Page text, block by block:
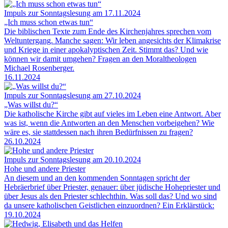
Impuls zur Sonntagslesung am 17.11.2024
„Ich muss schon etwas tun“
Die biblischen Texte zum Ende des Kirchenjahres sprechen vom
Weltuntergang. Manche sagen: Wir leben angesichts der Klimakrise
und Kriege in einer apokalyptischen Zeit. Stimmt das? Und wie
können wir damit umgehen? Fragen an den Moraltheologen
Michael Rosenberger.
16.11.2024
Impuls zur Sonntagslesung am 27.10.2024
„Was willst du?“
Die katholische Kirche gibt auf vieles im Leben eine Antwort. Aber
was ist, wenn die Antworten an den Menschen vorbeigehen? Wie
wäre es, sie stattdessen nach ihren Bedürfnissen zu fragen?
26.10.2024
Impuls zur Sonntagslesung am 20.10.2024
Hohe und andere Priester
An diesem und an den kommenden Sonntagen spricht der
Hebräerbrief über Priester, genauer: über jüdische Hohepriester und
über Jesus als den Priester schlechthin. Was soll das? Und wo sind
da unsere katholischen Geistlichen einzuordnen? Ein Erklärstück:
19.10.2024